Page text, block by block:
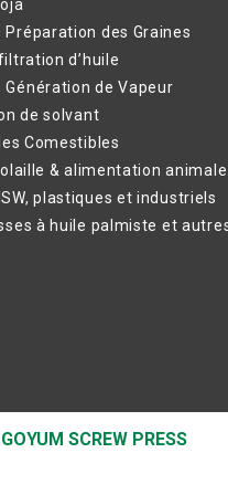
des Graines
d’huile
de Vapeur
de solvant
Comestibles
& alimentation animale
plastiques et industriels
à huile palmiste et
GOYUM SCREW PRESS